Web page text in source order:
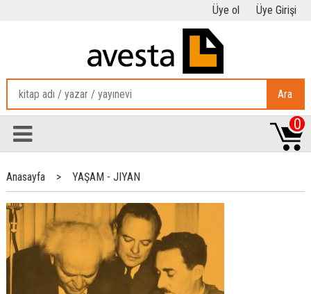
Üye ol Üye Girişi
Ara
0
Anasayfa > YAŞAM - JIYAN